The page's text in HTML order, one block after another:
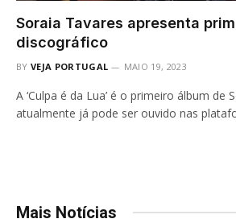
Soraia Tavares apresenta
discográfico
BY VEJA PORTUGAL MAIO 19, 2023
A ‘Culpa é da Lua’ é o primeiro álbum de
atualmente já pode ser ouvido nas
Mais Notícias